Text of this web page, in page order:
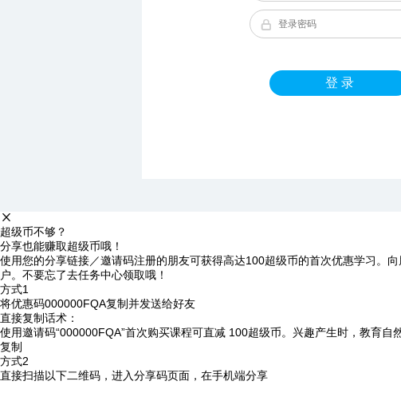
登 录
超级币不够？
分享也能赚取超级币哦！
使用您的分享链接／邀请码注册的朋友可获得高达100超级币的首次优惠学习。
户。不要忘了去任务中心领取哦！
方式1
将优惠码000000FQA复制并发送给好友
直接复制话术：
使用邀请码“000000FQA”首次购买课程可直减 100超级币。兴趣产生时，教育自
复制
方式2
直接扫描以下二维码，进入分享码页面，在手机端分享